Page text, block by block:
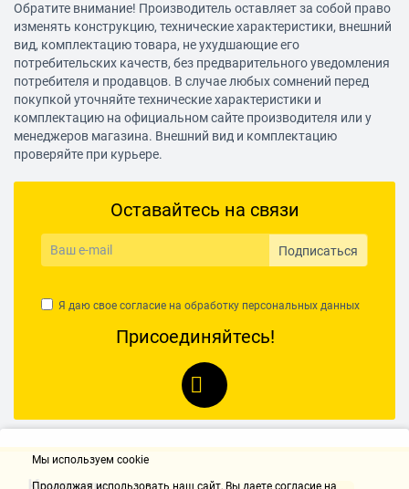
Характеристика нагревательных элементов и
теплообменников
Электрический нагревательный элемент
ТЭН
Материал нагревательного элемента
медь
Мощность ТЭНов
Монтаж и комплектация
Установка
вертикальная, нижняя подводка, способ крепления:
настенный
Обратите внимание! Производитель оставляет за собой право
изменять конструкцию, технические характеристики, внешний
вид, комплектацию товара, не ухудшающие его
потребительских качеств, без предварительного уведомления
потребителя и продавцов. В случае любых сомнений перед
покупкой уточняйте технические характеристики и
комплектацию на официальном сайте производителя или у
менеджеров магазина. Внешний вид и комплектацию
проверяйте при курьере.
Оставайтесь на связи
Подписаться
Я даю свое согласие на обработку персональных данных
Присоединяйтесь!
Мы используем cookie
Продолжая использовать наш cайт, Вы даете согласие на